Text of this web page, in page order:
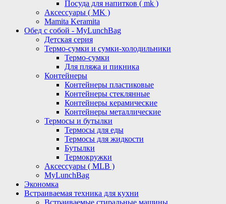
Посуда для напитков ( mk )
Аксессуары ( MK )
Mamita Keramita
Обед с собой - MyLunchBag
Детская серия
Термо-сумки и сумки-холодильники
Термо-сумки
Для пляжа и пикника
Контейнеры
Контейнеры пластиковые
Контейнеры стеклянные
Контейнеры керамические
Контейнеры металлические
Термосы и бутылки
Термосы для еды
Термосы для жидкости
Бутылки
Термокружки
Аксессуары ( MLB )
MyLunchBag
Экономка
Встраиваемая техника для кухни